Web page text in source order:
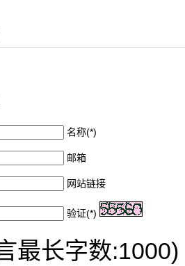
名称(*)
邮箱
网站链接
验证(*)
最长字数:1000)